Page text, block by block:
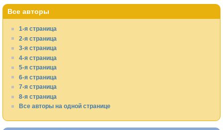
Все авторы
1-я страница
2-я страница
3-я страница
4-я страница
5-я страница
6-я страница
7-я страница
8-я страница
Все авторы на одной странице